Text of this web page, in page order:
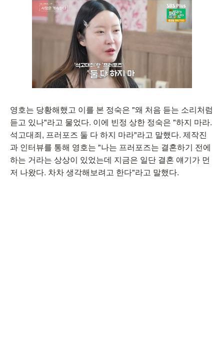
영호는 당황해했고 이를 본 정숙은 "왜 처음 듣는 소리처럼
듣고 있나"라고 물었다. 이에 빈정 상한 정숙은 "하지 마라.
석고대죄, 프러포즈 둘 다 하지 마라"라고 말했다. 제작진
과 인터뷰를 통해 영호는 "나는 프러포즈는 결혼하기 전에
하는 거라는 상상이 있었는데 지금은 일단 결혼 얘기가 먼
저 나왔다. 차차 생각해보려고 한다"라고 말했다.